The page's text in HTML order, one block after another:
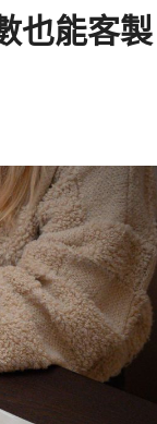
也能客製